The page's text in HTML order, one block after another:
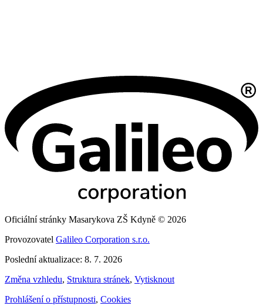
Oficiální stránky Masarykova ZŠ Kdyně © 2026
Provozovatel Galileo Corporation s.r.o.
Poslední aktualizace: 8. 7. 2026
Změna vzhledu, Struktura stránek, Vytisknout
Prohlášení o přístupnosti, Cookies